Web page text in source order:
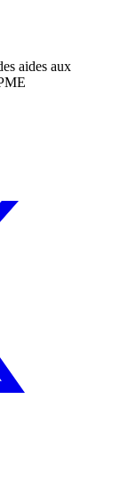
aides aux